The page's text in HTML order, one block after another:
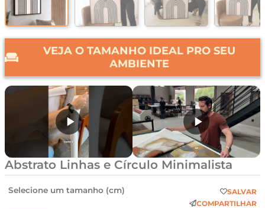
VEJA O TAMANHO IDEAL PRO SEU
AMBIENTE
Abstrato Linhas e Círculo Minimalista
Selecione um tamanho (cm)
SALVAR
COMPARTILHAR